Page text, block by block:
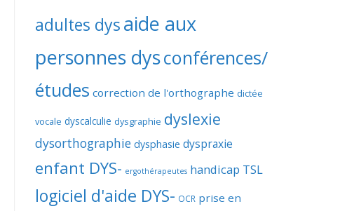
adultes dysaide aux
personnes dysconférences/
études correction de l'orthographe dictée
vocale dyscalculie dysgraphie dyslexie
dysorthographie dysphasie dyspraxie
enfant DYS- ergothérapeutes handicap TSL
logiciel d'aide DYS- OCR prise en